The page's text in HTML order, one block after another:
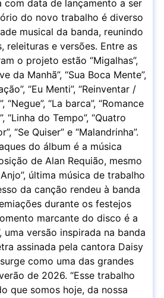
com data de lançamento a ser
do novo trabalho é diverso
musical da banda, reunindo
releituras e versões. Entre as
o projeto estão “Migalhas”,
da Manhã”, “Sua Boca Mente”,
“Eu Menti”, “Reinventar /
“Negue”, “La barca”, “Romance
“Linha do Tempo”, “Quatro
“Se Quiser” e “Malandrinha”.
do álbum é a música
de Alan Requião, mesmo
última música de trabalho
da canção rendeu à banda
durante os festejos
marcante do disco é a
uma versão inspirada na banda
assinada pela cantora Daisy
como uma das grandes
de 2026. “Esse trabalho
que somos hoje, da nossa